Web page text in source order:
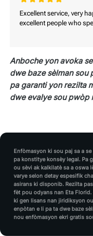
Excellent service, very
excellent people who
Anboche yon avoka
dwe baze sèlman sou
pa garanti yon rezilta
dwe evalye sou pwòp
Enfòmasyon ki sou paj sa a
pa konstitye konsèy legal. Pa
ou sèvi ak kalkilatè sa a oswa
varye selon detay espesifik
asirans ki disponib. Rezilta
fèt pou odyans nan Eta
ki gen lisans nan jiridiksyon
enpòtan e li pa ta dwe baze
nou enfòmasyon ekri gratis